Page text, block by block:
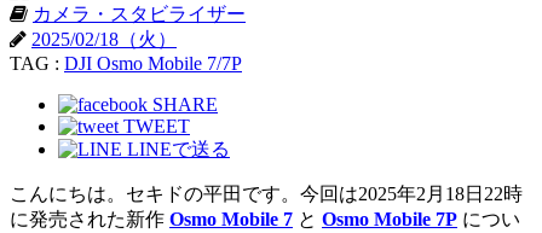
カメラ・スタビライザー
2025/02/18（火）
TAG : DJI Osmo Mobile 7/7P
SHARE
TWEET
LINEで送る
こんにちは。セキドの平田です。今回は2025年2月18日22時
に発売された新作 Osmo Mobile 7 と Osmo Mobile 7P につい